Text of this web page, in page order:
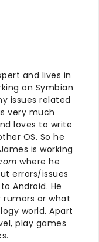
and lives in
on Symbian
issues related
very much
loves to write
OS. So he
is working
where he
errors/issues
Android. He
rumors or what
world. Apart
play games